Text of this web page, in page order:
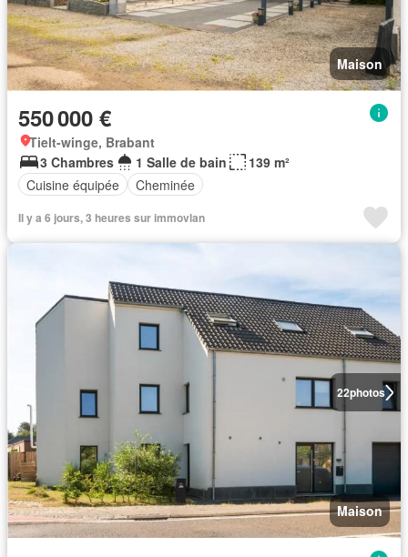
Maison
550 000 €
Tielt-winge, Brabant
3 Chambres
1 Salle de bain
139 m²
Cuisine équipée
Cheminée
Il y a 6 jours, 3 heures sur immovlan
22photos
Maison